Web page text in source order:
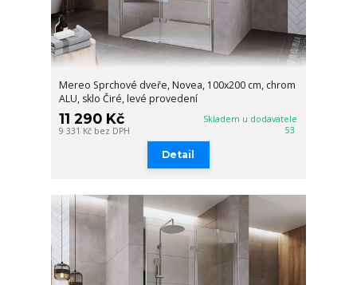
Mereo Sprchové dveře, Novea, 100x200 cm, chrom
ALU, sklo Čiré, levé provedení
11 290 Kč
9 331 Kč bez DPH
Skladem u dodavatele
53
Detail